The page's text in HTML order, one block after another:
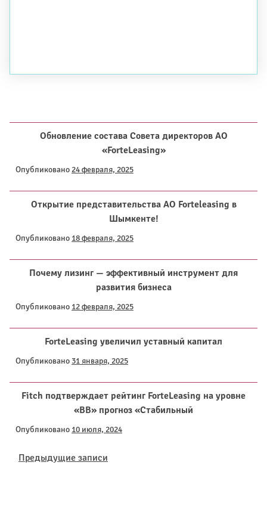
Обновление состава Совета директоров AO
«ForteLeasing»
Опубликовано 24 февраля, 2025
Открытие представительства АО Forteleasing в
Шымкенте!
Опубликовано 18 февраля, 2025
Почему лизинг — эффективный инструмент для
развития бизнеса
Опубликовано 12 февраля, 2025
ForteLeasing увеличил уставный капитал
Опубликовано 31 января, 2025
Fitch подтверждает рейтинг ForteLeasing на уровне
«ВВ» прогноз «Стабильный
Опубликовано 10 июля, 2024
Навигация
Предыдущие записи